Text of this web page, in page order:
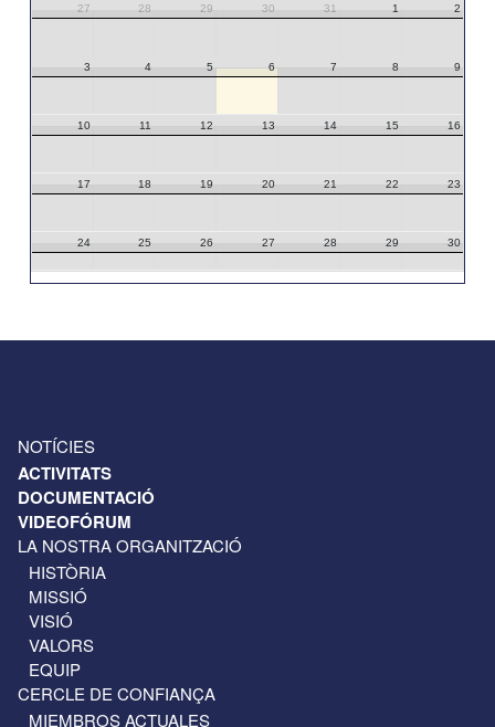
27 28 29 30 31 1 2
3 4 5 6 7 8 9
10 11 12 13 14 15 16
17 18 19 20 21 22 23
24 25 26 27 28 29 30
NOTÍCIES
ACTIVITATS
DOCUMENTACIÓ
VIDEOFÓRUM
LA NOSTRA ORGANITZACIÓ
HISTÒRIA
MISSIÓ
VISIÓ
VALORS
EQUIP
CERCLE DE CONFIANÇA
MIEMBROS ACTUALES